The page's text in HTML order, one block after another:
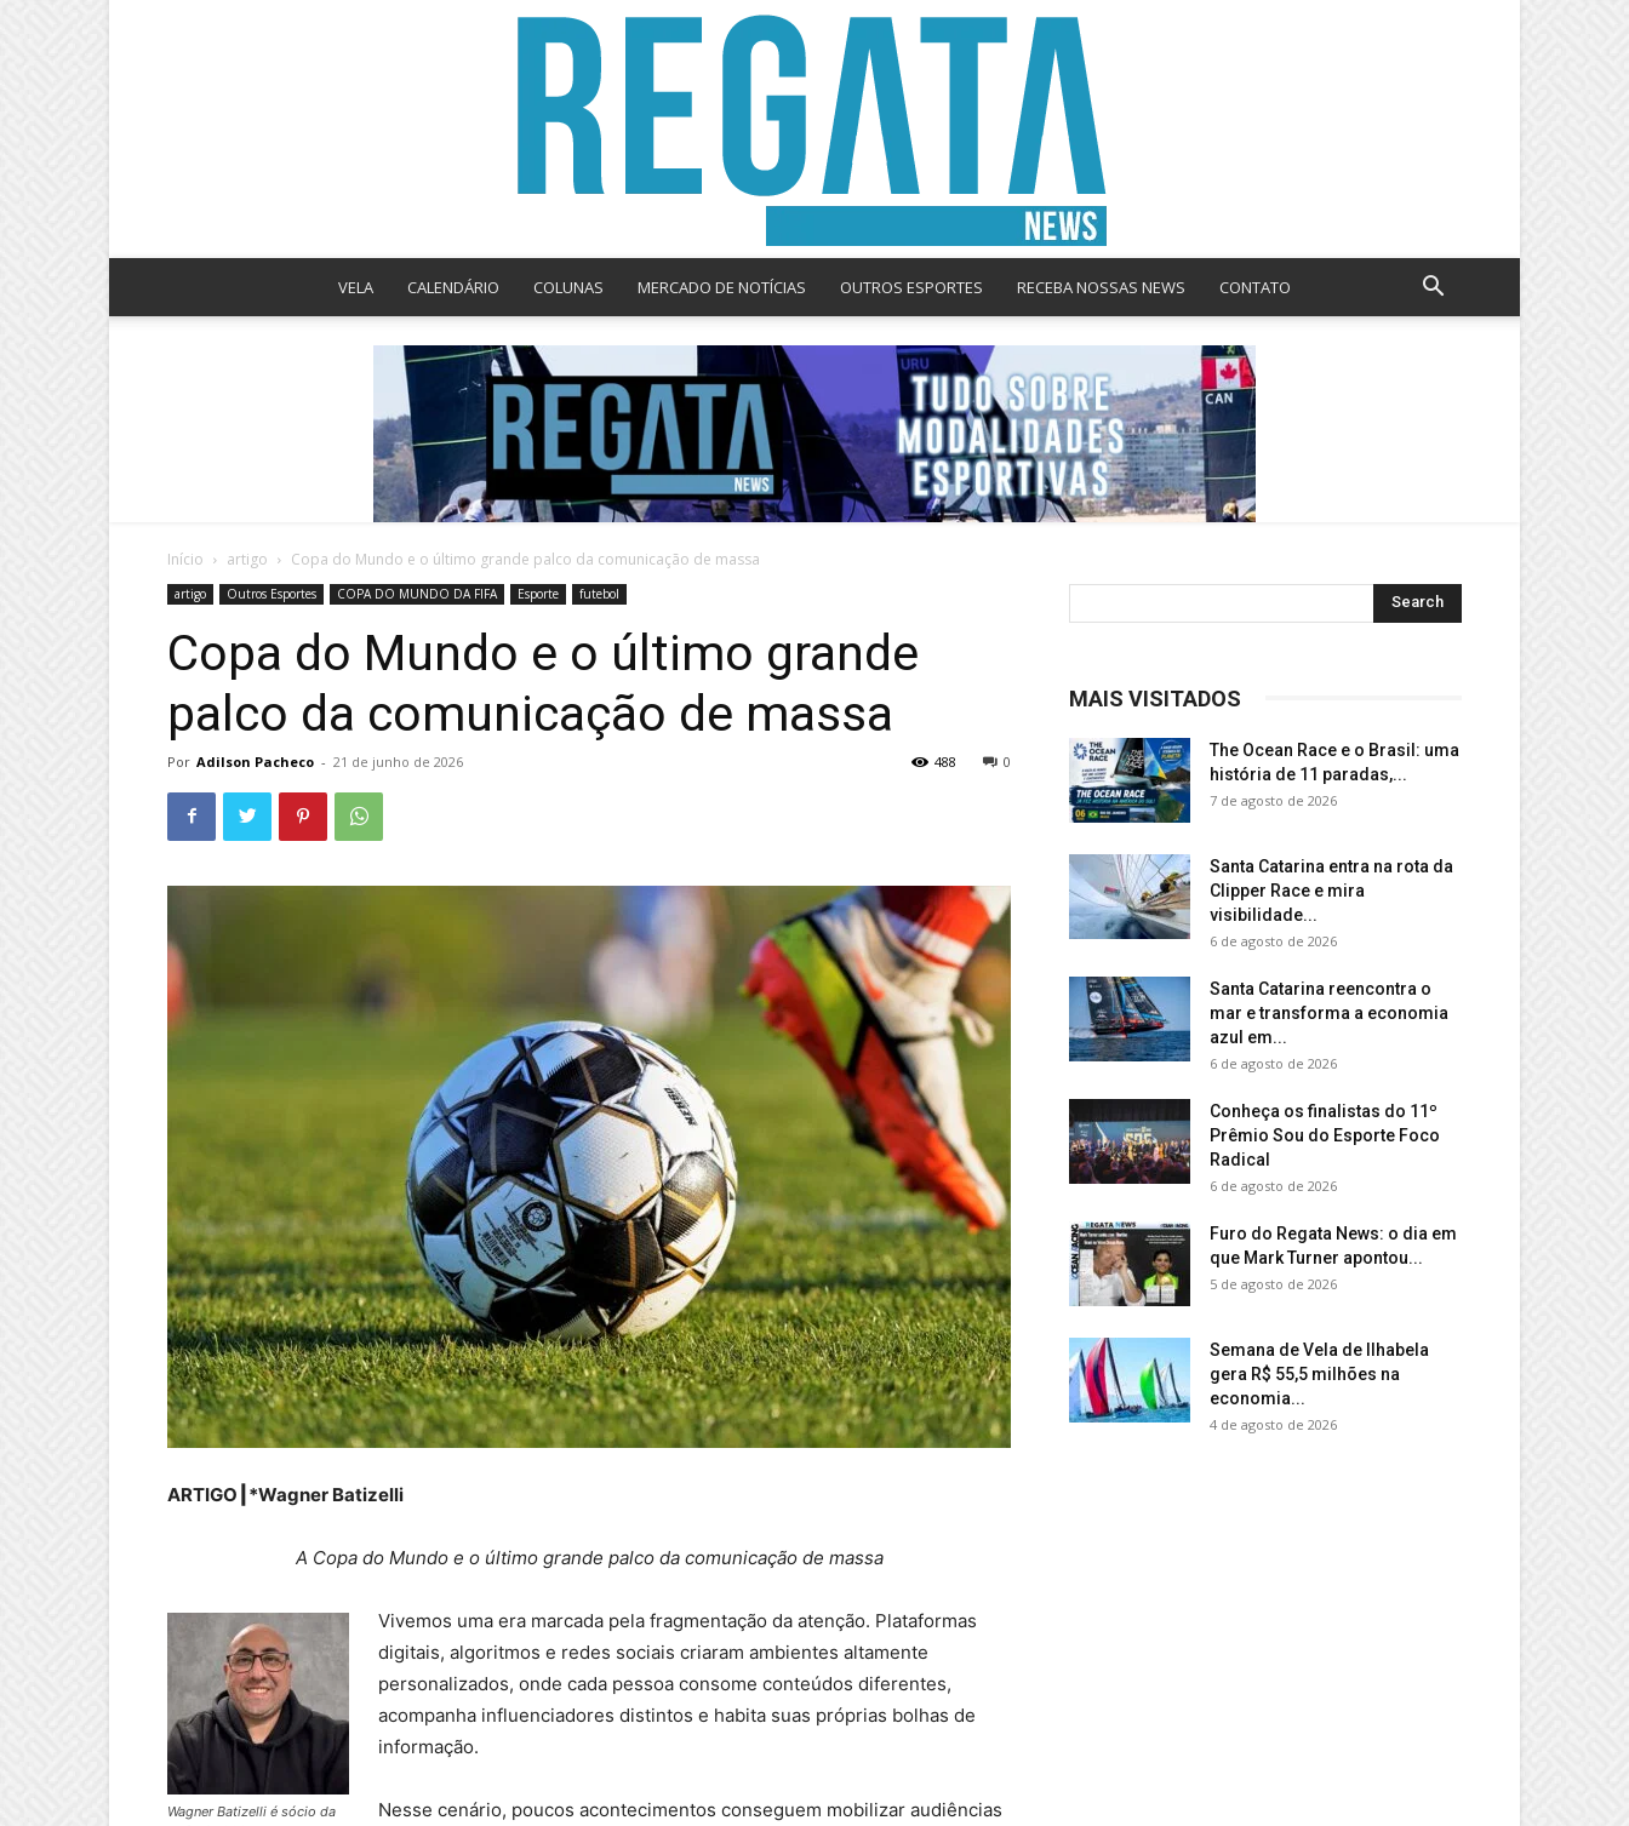
News
VELA CALENDÁRIO COLUNAS MERCADO DE NOTÍCIAS OUTROS ESPORTES RECEBA NOSSAS NEWS CONTATO
Início artigo Copa do Mundo e o último grande palco da comunicação de massa
artigo Outros Esportes COPA DO MUNDO DA FIFA Esporte futebol
Copa do Mundo e o último grande
palco da comunicação de massa
Por Adilson Pacheco - 21 de junho de 2026 0
488
ARTIGO┃*Wagner Batizelli
A Copa do Mundo e o último grande palco da comunicação de massa
Wagner Batizelli é sócio da
Vivemos uma era marcada pela fragmentação da atenção. Plataformas
digitais, algoritmos e redes sociais criaram ambientes altamente
personalizados, onde cada pessoa consome conteúdos diferentes,
acompanha influenciadores distintos e habita suas próprias bolhas de
informação.
Nesse cenário, poucos acontecimentos conseguem mobilizar audiências
MAIS VISITADOS
The Ocean Race e o Brasil: uma
história de 11 paradas,...
7 de agosto de 2026
Santa Catarina entra na rota da
Clipper Race e mira
visibilidade...
6 de agosto de 2026
Santa Catarina reencontra o
mar e transforma a economia
azul em...
6 de agosto de 2026
Conheça os finalistas do 11º
Prêmio Sou do Esporte Foco
Radical
6 de agosto de 2026
Furo do Regata News: o dia em
que Mark Turner apontou...
5 de agosto de 2026
Semana de Vela de Ilhabela
gera R$ 55,5 milhões na
economia...
4 de agosto de 2026